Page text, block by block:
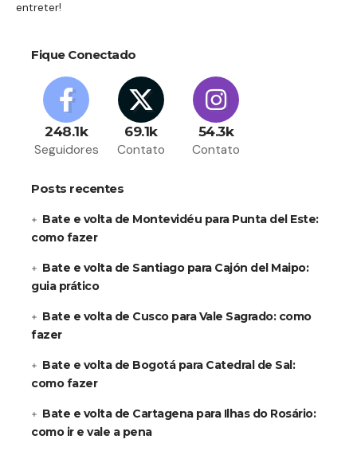
entreter!
Fique Conectado
248.1k
Seguidores
69.1k
Contato
54.3k
Contato
Posts recentes
Bate e volta de Montevidéu para Punta del Este:
como fazer
Bate e volta de Santiago para Cajón del Maipo:
guia prático
Bate e volta de Cusco para Vale Sagrado: como
fazer
Bate e volta de Bogotá para Catedral de Sal:
como fazer
Bate e volta de Cartagena para Ilhas do Rosário:
como ir e vale a pena